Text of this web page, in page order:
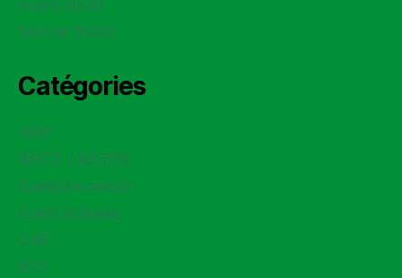
mars 2020
février 2020
Catégories
ADC
ASCT / ASTER
Compte rendu
Contractuels
CSE
DCI